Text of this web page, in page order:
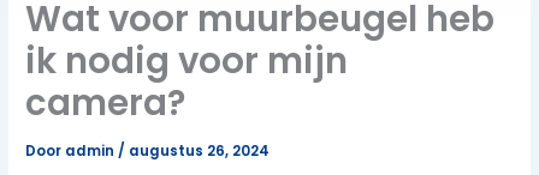
Wat voor muurbeugel heb
ik nodig voor mijn
camera?
Door admin / augustus 26, 2024